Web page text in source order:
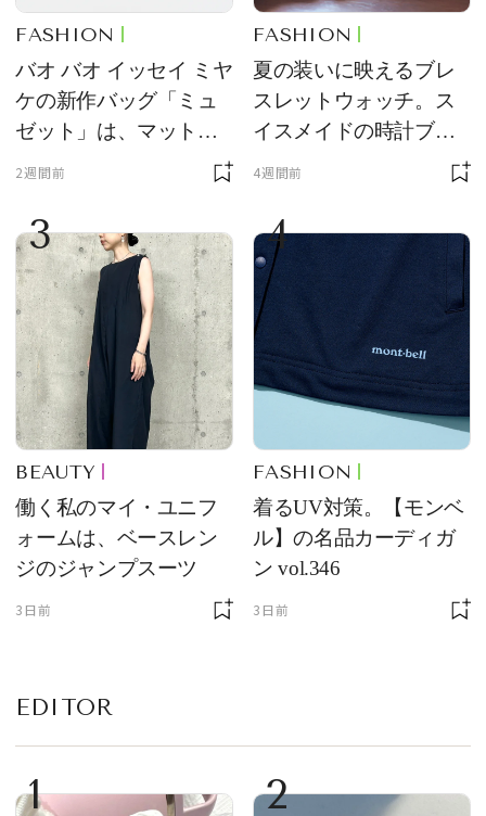
FASHION
バオ バオ イッセイ ミヤ
ケの新作バッグ「ミュ
ゼット」は、マットな
2週間前
FASHION
夏の装いに映えるブレ
スレットウォッチ。ス
イスメイドの時計ブラ
ンド【フレデリック・
をレビュー。【それい
け！ 良品ハンター】
4週間前
3
BEAUTY
働く私のマイ・ユニフ
ォームは、ベースレン
ジのジャンプスーツ
3日前
4
FASHION
着るUV対策。【モンベ
ル】の名品カーディガ
ン vol.346
3日前
EDITOR
1 2